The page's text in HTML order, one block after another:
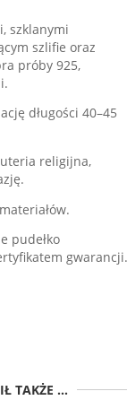
szklanymi
szlifie oraz
próby 925,
długości 40–45
religijna,
pudełko
gwarancji.
TAKŻE ...